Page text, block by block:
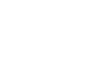
CON NOSOTROS